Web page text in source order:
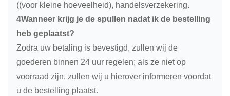
((voor kleine hoeveelheid), handelsverzekering.
4Wanneer krijg je de spullen nadat ik de bestelling
heb geplaatst?
Zodra uw betaling is bevestigd, zullen wij de
goederen binnen 24 uur regelen; als ze niet op
voorraad zijn, zullen wij u hierover informeren voordat
u de bestelling plaatst.